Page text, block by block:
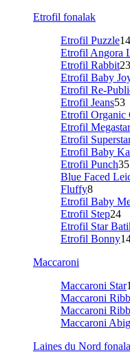
Etrofil fonalak
Etrofil Puzzle14
Etrofil Angora
Etrofil Rabbit23
Etrofil Baby
Etrofil Re-
Etrofil Jeans53
Etrofil Organic
Etrofil Megastar
Etrofil
Etrofil Baby
Etrofil Punch35
Blue Faced
Fluffy8
Etrofil Baby
Etrofil Step24
Etrofil Star
Etrofil Bonny
Maccaroni
Maccaroni Star1
Maccaroni
Maccaroni
Maccaroni
Laines du Nord